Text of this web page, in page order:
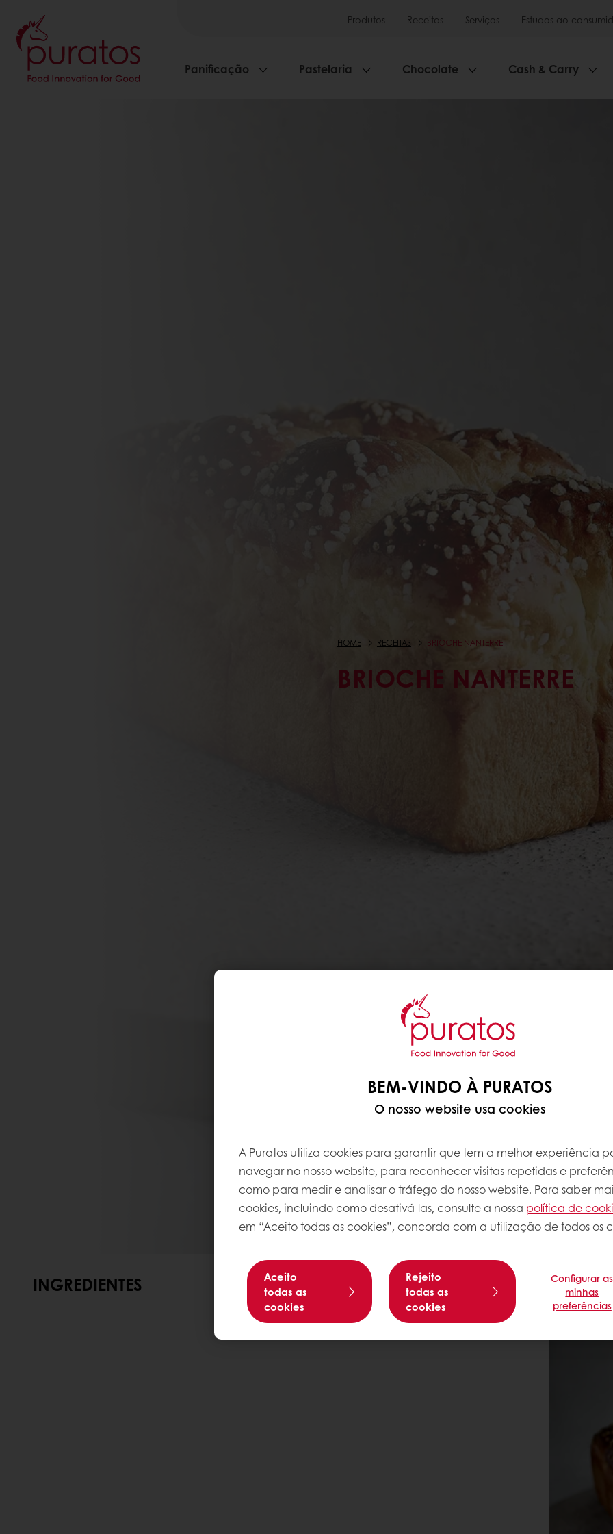
Produtos Receitas Serviços Estudos ao
Panificação Pastelaria Chocolate Cash & Carry
HOME RECEITAS BRIOCHE NANTERRE
BRIOCHE NANTERRE
INGREDIENTES
BEM-VINDO À PURATOS
O nosso website usa cookies
A Puratos utiliza cookies para garantir que tem a melhor experiência
navegar no nosso website, para reconhecer visitas repetidas e
como para medir e analisar o tráfego do nosso website. Para saber
cookies, incluindo como desativá-las, consulte a nossa política de
em “Aceito todas as cookies”, concorda com a utilização de todos os
Aceito
todas as
cookies
Rejeito
todas as
cookies
Configurar as
minhas
preferências